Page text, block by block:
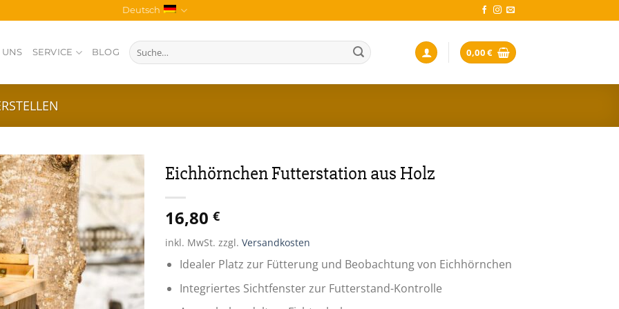
Deutsch
UNS SERVICE BLOG
Suche
nach:
0,00€
Zur
Wunschliste
Eichhörnchen Futterstation aus Holz
16,80 €
inkl. MwSt. zzgl. Versandkosten
Idealer Platz zur Fütterung und Beobachtung von Eichhörnchen
Integriertes Sichtfenster zur Futterstand-Kontrolle